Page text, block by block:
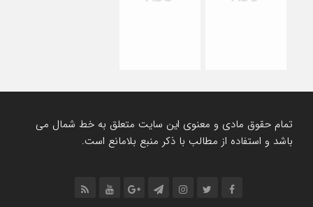
تمام حقوق مادی و معنوی این سایت متعلق به خط شمال می
باشد و استفاده از مطالب با ذکر منبع بلامانع است.